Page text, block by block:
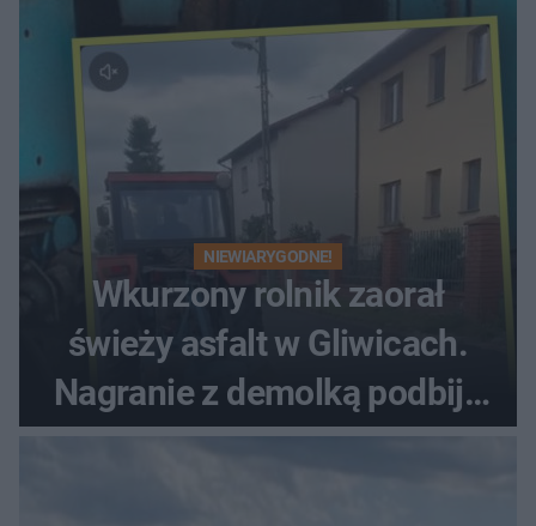
NIEWIARYGODNE!
Wkurzony rolnik zaorał
świeży asfalt w Gliwicach.
Nagranie z demolką podbija
sieć